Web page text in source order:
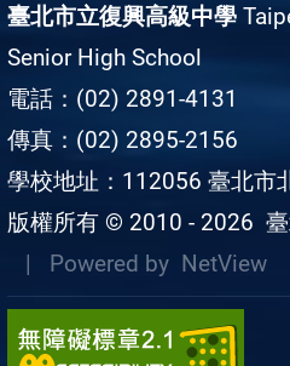
臺北市立復興高級中學
Senior High School
電話：(02) 2891-4131
傳真：(02) 2895-2156
學校地址：112056 臺北市
版權所有 © 2010 - 2026
| Powered by NetView